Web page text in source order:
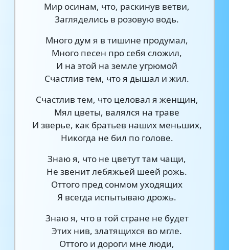
Мир осинам, что, раскинув ветви,
Загляделись в розовую водь.
Много дум я в тишине продумал,
Много песен про себя сложил,
И на этой на земле угрюмой
Счастлив тем, что я дышал и жил.
Счастлив тем, что целовал я женщин,
Мял цветы, валялся на траве
И зверье, как братьев наших меньших,
Никогда не бил по голове.
Знаю я, что не цветут там чащи,
Не звенит лебяжьей шеей рожь.
Оттого пред сонмом уходящих
Я всегда испытываю дрожь.
Знаю я, что в той стране не будет
Этих нив, златящихся во мгле.
Оттого и дороги мне люди,